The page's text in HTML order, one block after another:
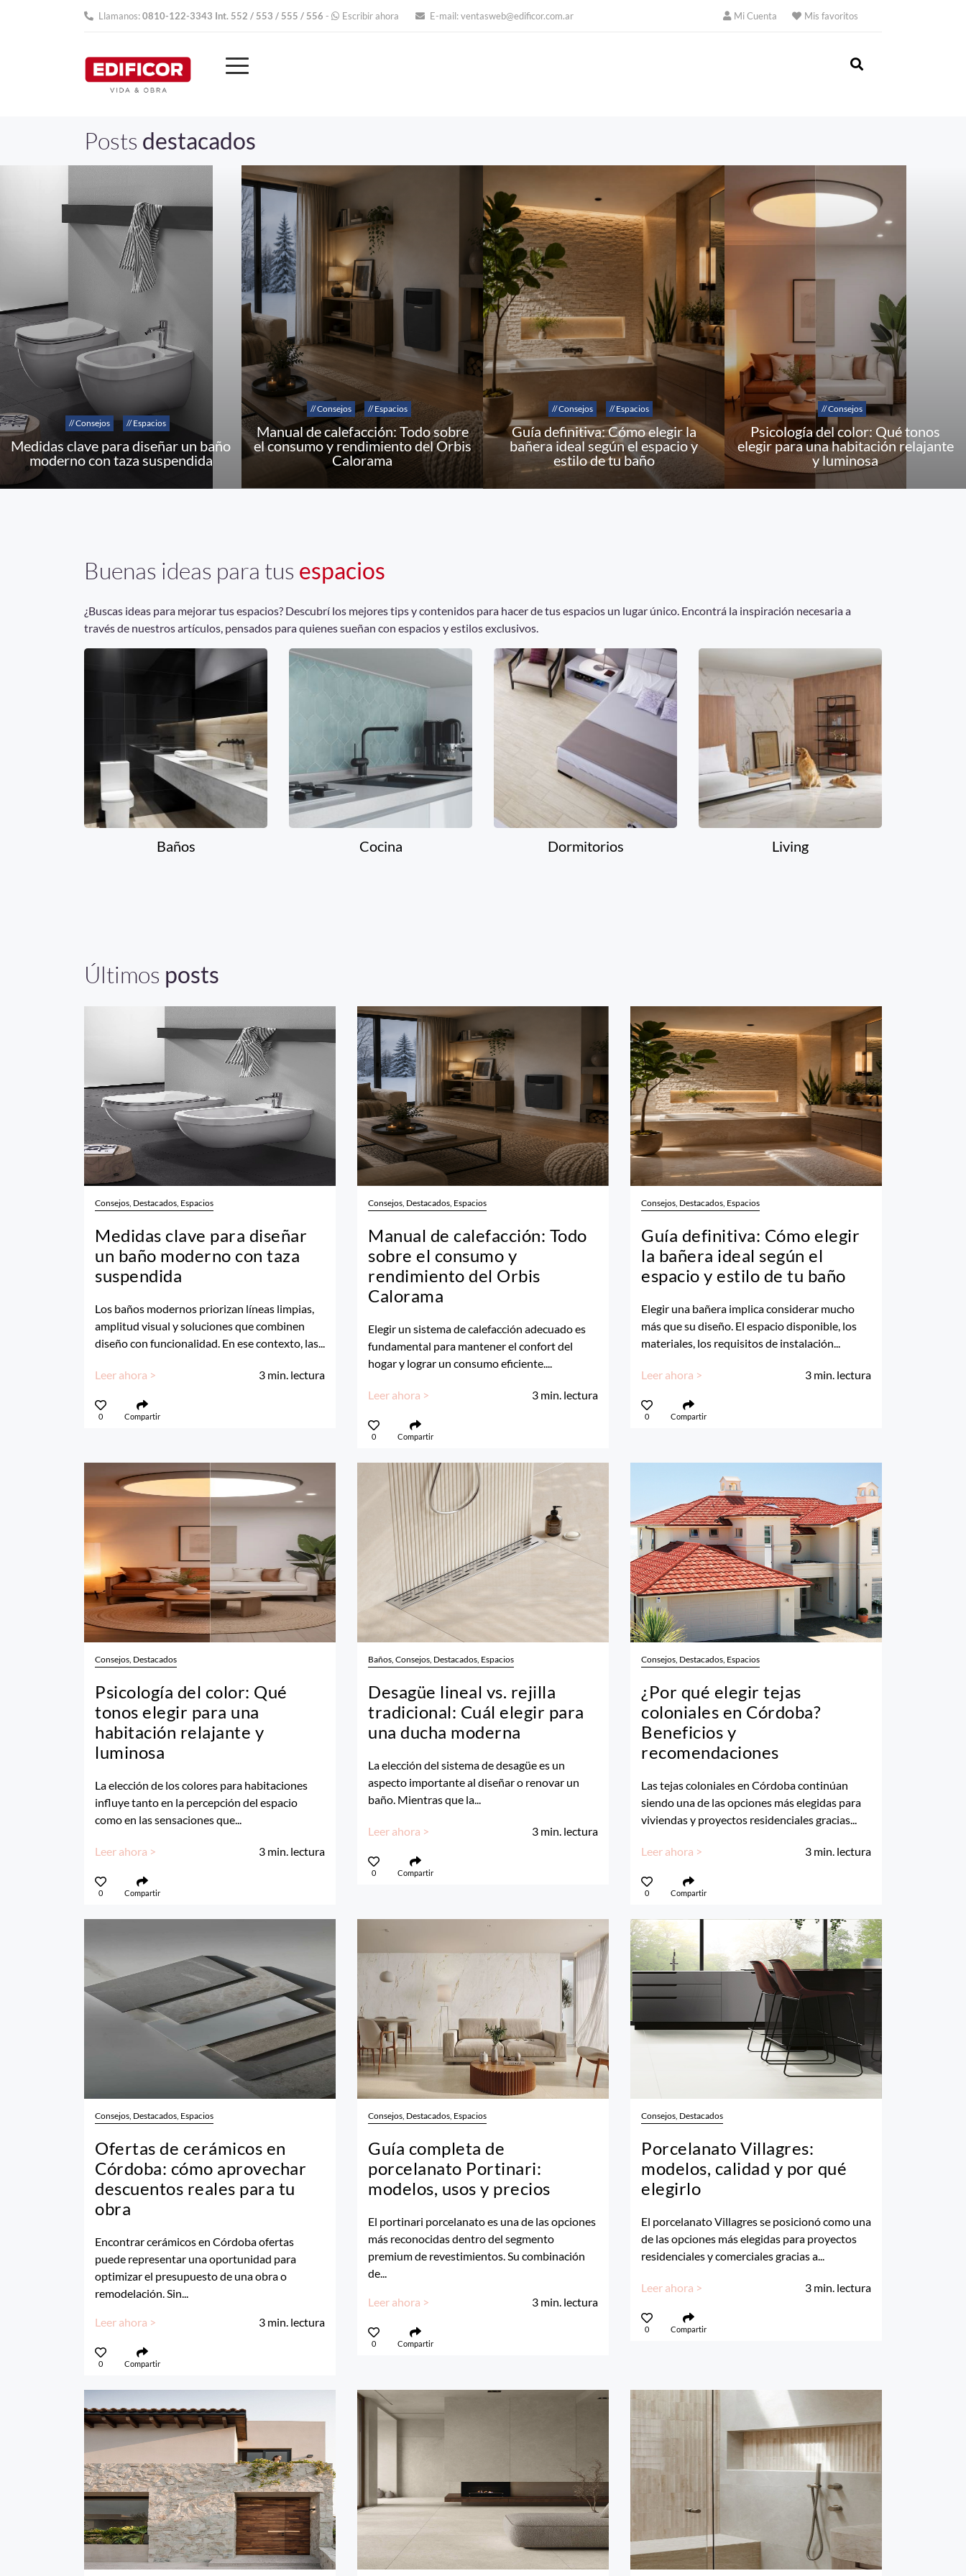
Llamanos:0810-122-3343 Int. 552 / 553 / 555 / 556 - Escribir ahora E-mail:ventasweb@edificor.com.ar Mi Cuenta Mis favoritos
Posts destacados
// Consejos // Espacios
Medidas clave para diseñar un baño
moderno con taza suspendida
// Consejos // Espacios
Manual de calefacción: Todo sobre
el consumo y rendimiento del Orbis
Calorama
// Consejos // Espacios
Guía definitiva: Cómo elegir la
bañera ideal según el espacio y
estilo de tu baño
// Consejos
Psicología del color: Qué tonos
elegir para una habitación relajante
y luminosa
Buenas ideas para tus espacios
¿Buscas ideas para mejorar tus espacios? Descubrí los mejores tips y contenidos para hacer de tus espacios un lugar único. Encontrá la inspiración necesaria a
través de nuestros artículos, pensados para quienes sueñan con espacios y estilos exclusivos.
Baños Cocina Dormitorios Living
Últimos posts
Consejos, Destacados, Espacios
Medidas clave para diseñar
un baño moderno con taza
suspendida
Los baños modernos priorizan líneas limpias,
amplitud visual y soluciones que combinen
diseño con funcionalidad. En ese contexto, las...
Leer ahora > 3 min. lectura
0 Compartir
Consejos, Destacados, Espacios
Manual de calefacción: Todo
sobre el consumo y
rendimiento del Orbis
Calorama
Elegir un sistema de calefacción adecuado es
fundamental para mantener el confort del
hogar y lograr un consumo eficiente....
Leer ahora > 3 min. lectura
0 Compartir
Consejos, Destacados, Espacios
Guía definitiva: Cómo elegir
la bañera ideal según el
espacio y estilo de tu baño
Elegir una bañera implica considerar mucho
más que su diseño. El espacio disponible, los
materiales, los requisitos de instalación...
Leer ahora > 3 min. lectura
0 Compartir
Consejos, Destacados
Psicología del color: Qué
tonos elegir para una
habitación relajante y
luminosa
La elección de los colores para habitaciones
influye tanto en la percepción del espacio
como en las sensaciones que...
Leer ahora > 3 min. lectura
0 Compartir
Baños, Consejos, Destacados, Espacios
Desagüe lineal vs. rejilla
tradicional: Cuál elegir para
una ducha moderna
La elección del sistema de desagüe es un
aspecto importante al diseñar o renovar un
baño. Mientras que la...
Leer ahora > 3 min. lectura
0 Compartir
Consejos, Destacados, Espacios
¿Por qué elegir tejas
coloniales en Córdoba?
Beneficios y
recomendaciones
Las tejas coloniales en Córdoba continúan
siendo una de las opciones más elegidas para
viviendas y proyectos residenciales gracias...
Leer ahora > 3 min. lectura
0 Compartir
Consejos, Destacados, Espacios
Ofertas de cerámicos en
Córdoba: cómo aprovechar
descuentos reales para tu
obra
Encontrar cerámicos en Córdoba ofertas
puede representar una oportunidad para
optimizar el presupuesto de una obra o
remodelación. Sin...
Leer ahora > 3 min. lectura
0 Compartir
Consejos, Destacados, Espacios
Guía completa de
porcelanato Portinari:
modelos, usos y precios
El portinari porcelanato es una de las opciones
más reconocidas dentro del segmento
premium de revestimientos. Su combinación
de...
Leer ahora > 3 min. lectura
0 Compartir
Consejos, Destacados
Porcelanato Villagres:
modelos, calidad y por qué
elegirlo
El porcelanato Villagres se posicionó como una
de las opciones más elegidas para proyectos
residenciales y comerciales gracias a...
Leer ahora > 3 min. lectura
0 Compartir